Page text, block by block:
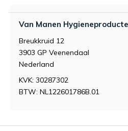
Van Manen
Breukkruid 12
3903 GP Veenendaal
Nederland
KVK: 30287302
BTW: NL122601786B.01